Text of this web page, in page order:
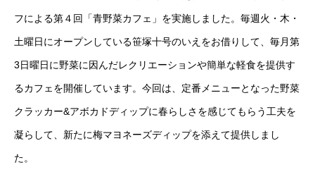
フによる第４回「青野菜カフェ」を実施しました。毎週火・木・
土曜日にオープンしている笹塚十号のいえをお借りして、毎月第
3日曜日に野菜に因んだレクリエーションや簡単な軽食を提供す
るカフェを開催しています。今回は、定番メニューとなった野菜
クラッカー&アボカドディップに春らしさを感じてもらう工夫を
凝らして、新たに梅マヨネーズディップを添えて提供しまし
た。